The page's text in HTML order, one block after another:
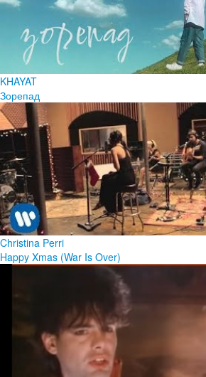
KHAYAT
Зорепад
Christina Perri
Happy Xmas (War Is Over)